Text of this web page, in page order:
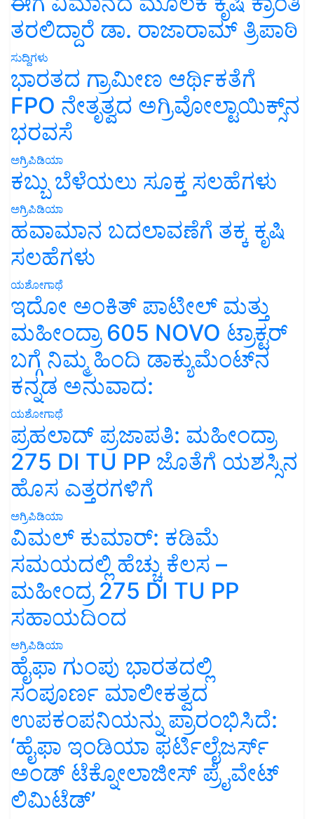
ತರಲಿದ್ದಾರೆ ಡಾ. ರಾಜಾರಾಮ್ ತ್ರಿಪಾಠಿ
ಸುದ್ದಿಗಳು
ಭಾರತದ ಗ್ರಾಮೀಣ ಆರ್ಥಿಕತೆಗೆ
FPO ನೇತೃತ್ವದ ಅಗ್ರಿವೋಲ್ಟಾಯಿಕ್ಸ್‌ನ
ಭರವಸೆ
ಅಗ್ರಿಪಿಡಿಯಾ
ಕಬ್ಬು ಬೆಳೆಯಲು ಸೂಕ್ತ ಸಲಹೆಗಳು
ಅಗ್ರಿಪಿಡಿಯಾ
ಹವಾಮಾನ ಬದಲಾವಣೆಗೆ ತಕ್ಕ ಕೃಷಿ
ಸಲಹೆಗಳು
ಯಶೋಗಾಥೆ
ಇದೋ ಅಂಕಿತ್ ಪಾಟೀಲ್ ಮತ್ತು
ಮಹೀಂದ್ರಾ 605 NOVO ಟ್ರಾಕ್ಟರ್
ಬಗ್ಗೆ ನಿಮ್ಮ ಹಿಂದಿ ಡಾಕ್ಯುಮೆಂಟ್‌ನ
ಕನ್ನಡ ಅನುವಾದ:
ಯಶೋಗಾಥೆ
ಪ್ರಹಲಾದ್ ಪ್ರಜಾಪತಿ: ಮಹೀಂದ್ರಾ
275 DI TU PP ಜೊತೆಗೆ ಯಶಸ್ಸಿನ
ಹೊಸ ಎತ್ತರಗಳಿಗೆ
ಅಗ್ರಿಪಿಡಿಯಾ
ವಿಮಲ್ ಕುಮಾರ್: ಕಡಿಮೆ
ಸಮಯದಲ್ಲಿ ಹೆಚ್ಚು ಕೆಲಸ –
ಮಹೀಂದ್ರ 275 DI TU PP
ಸಹಾಯದಿಂದ
ಅಗ್ರಿಪಿಡಿಯಾ
ಹೈಫಾ ಗುಂಪು ಭಾರತದಲ್ಲಿ
ಸಂಪೂರ್ಣ ಮಾಲೀಕತ್ವದ
ಉಪಕಂಪನಿಯನ್ನು ಪ್ರಾರಂಭಿಸಿದೆ:
‘ಹೈಫಾ ಇಂಡಿಯಾ ಫರ್ಟಿಲೈಜರ್ಸ್
ಅಂಡ್ ಟೆಕ್ನೋಲಾಜೀಸ್ ಪ್ರೈವೇಟ್
ಲಿಮಿಟೆಡ್’